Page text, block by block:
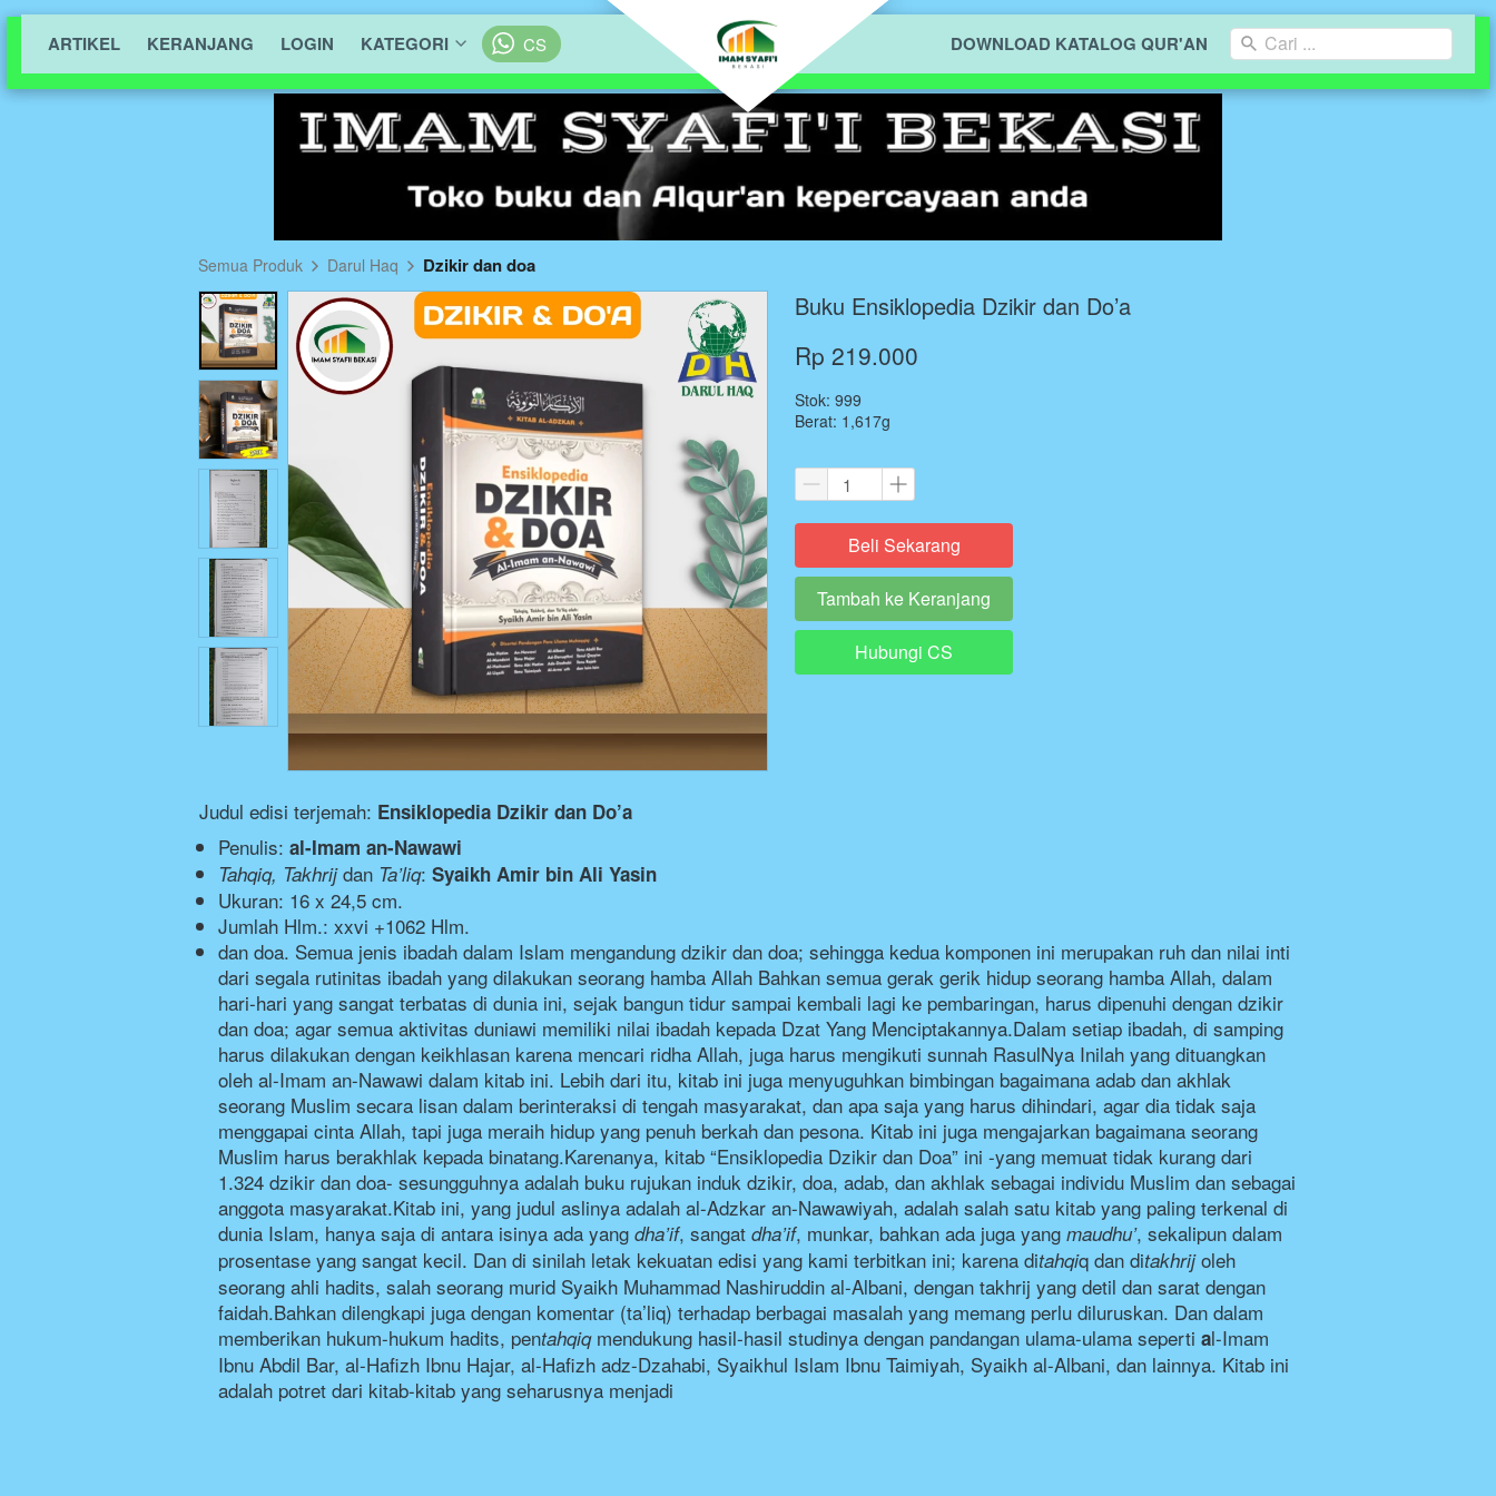
ARTIKEL KERANJANG LOGIN KATEGORI ` CS DOWNLOAD KATALOG QUR'AN Cari ...
Semua Produk Darul Haq Dzikir dan doa
Buku Ensiklopedia Dzikir dan Do’a
Rp 219.000
Stok: 999
Berat: 1,617g
`Beli Sekarang
`
Tambah ke Keranjang
`Hubungi CS
Judul edisi terjemah: Ensiklopedia Dzikir dan Do’a
Penulis: al-Imam an-Nawawi
Tahqiq, Takhrij dan Ta’liq: Syaikh Amir bin Ali Yasin
Ukuran: 16 x 24,5 cm.
Jumlah Hlm.: xxvi +1062 Hlm.
dan doa. Semua jenis ibadah dalam Islam mengandung dzikir dan doa; sehingga kedua komponen ini merupakan ruh dan nilai inti
dari segala rutinitas ibadah yang dilakukan seorang hamba Allah Bahkan semua gerak gerik hidup seorang hamba Allah, dalam
hari-hari yang sangat terbatas di dunia ini, sejak bangun tidur sampai kembali lagi ke pembaringan, harus dipenuhi dengan dzikir
dan doa; agar semua aktivitas duniawi memiliki nilai ibadah kepada Dzat Yang Menciptakannya.Dalam setiap ibadah, di samping
harus dilakukan dengan keikhlasan karena mencari ridha Allah, juga harus mengikuti sunnah RasulNya Inilah yang dituangkan
oleh al-Imam an-Nawawi dalam kitab ini. Lebih dari itu, kitab ini juga menyuguhkan bimbingan bagaimana adab dan akhlak
seorang Muslim secara lisan dalam berinteraksi di tengah masyarakat, dan apa saja yang harus dihindari, agar dia tidak saja
menggapai cinta Allah, tapi juga meraih hidup yang penuh berkah dan pesona. Kitab ini juga mengajarkan bagaimana seorang
Muslim harus berakhlak kepada binatang.Karenanya, kitab “Ensiklopedia Dzikir dan Doa” ini -yang memuat tidak kurang dari
1.324 dzikir dan doa- sesungguhnya adalah buku rujukan induk dzikir, doa, adab, dan akhlak sebagai individu Muslim dan sebagai
anggota masyarakat.Kitab ini, yang judul aslinya adalah al-Adzkar an-Nawawiyah, adalah salah satu kitab yang paling terkenal di
dunia Islam, hanya saja di antara isinya ada yang dha’if, sangat dha’if, munkar, bahkan ada juga yang maudhu’, sekalipun dalam
prosentase yang sangat kecil. Dan di sinilah letak kekuatan edisi yang kami terbitkan ini; karena ditahqiq dan ditakhrij oleh
seorang ahli hadits, salah seorang murid Syaikh Muhammad Nashiruddin al-Albani, dengan takhrij yang detil dan sarat dengan
faidah.Bahkan dilengkapi juga dengan komentar (ta’liq) terhadap berbagai masalah yang memang perlu diluruskan. Dan dalam
memberikan hukum-hukum hadits, pentahqiq mendukung hasil-hasil studinya dengan pandangan ulama-ulama seperti al-Imam
Ibnu Abdil Bar, al-Hafizh Ibnu Hajar, al-Hafizh adz-Dzahabi, Syaikhul Islam Ibnu Taimiyah, Syaikh al-Albani, dan lainnya. Kitab ini
adalah potret dari kitab-kitab yang seharusnya menjadi